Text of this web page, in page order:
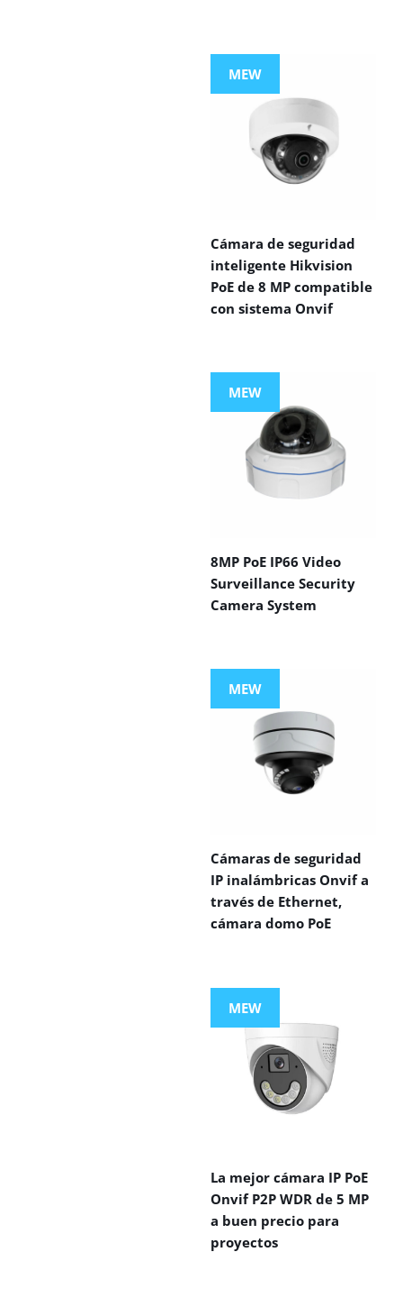
MEW
Cámara de seguridad
inteligente Hikvision
PoE de 8 MP compatible
con sistema Onvif
MEW
8MP PoE IP66 Video
Surveillance Security
Camera System
MEW
Cámaras de seguridad
IP inalámbricas Onvif a
través de Ethernet,
cámara domo PoE
MEW
La mejor cámara IP PoE
Onvif P2P WDR de 5 MP
a buen precio para
proyectos